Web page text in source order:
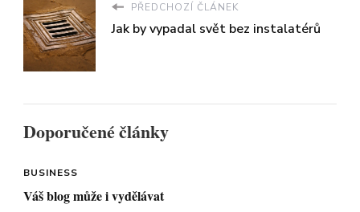
PŘEDCHOZÍ ČLÁNEK
Jak by vypadal svět bez instalatérů
Doporučené články
BUSINESS
Váš blog může i vydělávat